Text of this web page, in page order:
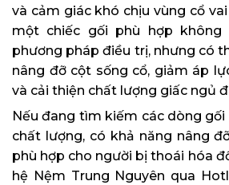
và cảm giác khó chịu vùng cổ
một chiếc gối phù hợp
phương pháp điều trị, nhưng có
nâng đỡ cột sống cổ, giảm áp
và cải thiện chất lượng giấc ngủ
Nếu đang tìm kiếm các dòng gối
chất lượng, có khả năng nâng
phù hợp cho người bị thoái hóa
hệ Nệm Trung Nguyên qua